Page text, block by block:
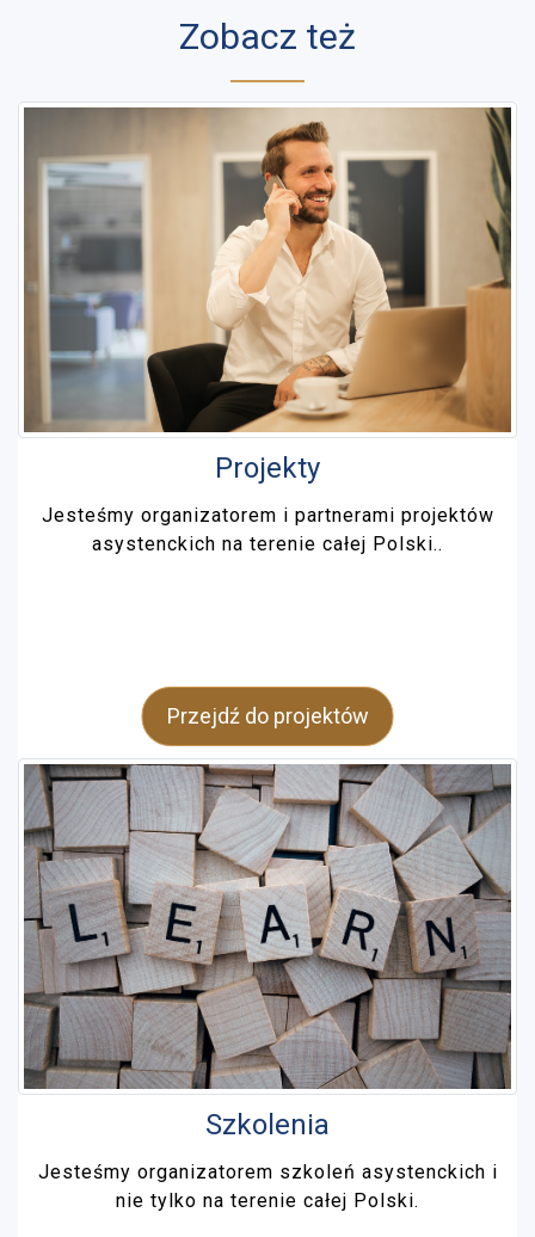
Zobacz też
Projekty
Jesteśmy organizatorem i partnerami projektów
asystenckich na terenie całej Polski..
Przejdź do projektów
Szkolenia
Jesteśmy organizatorem szkoleń asystenckich i
nie tylko na terenie całej Polski.